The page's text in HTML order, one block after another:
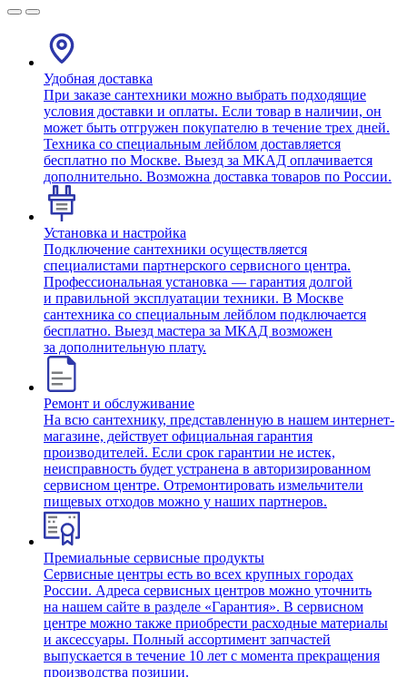
Удобная доставка
При заказе сантехники можно выбрать подходящие
условия доставки и оплаты. Если товар в наличии, он
может быть отгружен покупателю в течение трех дней.
Техника со специальным лейблом доставляется
бесплатно по Москве. Выезд за МКАД оплачивается
дополнительно. Возможна доставка товаров по России.
Установка и настройка
Подключение сантехники осуществляется
специалистами партнерского сервисного центра.
Профессиональная установка — гарантия долгой
и правильной эксплуатации техники. В Москве
сантехника со специальным лейблом подключается
бесплатно. Выезд мастера за МКАД возможен
за дополнительную плату.
Ремонт и обслуживание
На всю сантехнику, представленную в нашем интернет-
магазине, действует официальная гарантия
производителей. Если срок гарантии не истек,
неисправность будет устранена в авторизированном
сервисном центре. Отремонтировать измельчители
пищевых отходов можно у наших партнеров.
Премиальные сервисные продукты
Сервисные центры есть во всех крупных городах
России. Адреса сервисных центров можно уточнить
на нашем сайте в разделе «Гарантия». В сервисном
центре можно также приобрести расходные материалы
и аксессуары. Полный ассортимент запчастей
выпускается в течение 10 лет с момента прекращения
производства позиции.